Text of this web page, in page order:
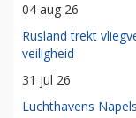
04 aug 26
Rusland trekt
veiligheid
31 jul 26
Luchthavens